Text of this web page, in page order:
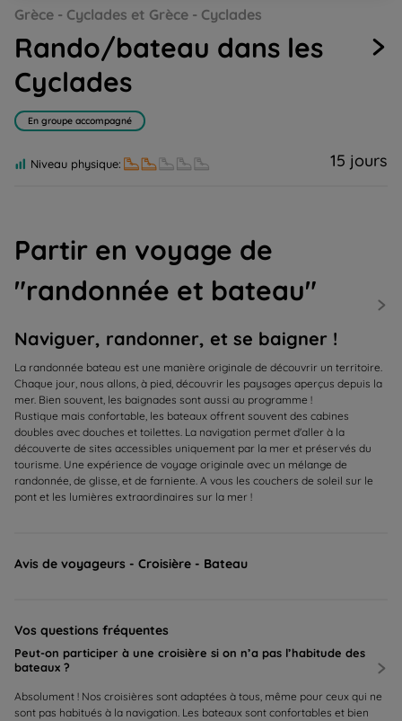
to
1
to
2
to
3
to
4
to
5
to
6
Grèce - Cyclades et Grèce - Cyclades
Rando/bateau dans les
Cyclades
En groupe accompagné
Niveau physique: 15 jours
Partir en voyage de
"randonnée et bateau"
Naviguer, randonner, et se baigner !
La randonnée bateau est une manière originale de découvrir un territoire.
Chaque jour, nous allons, à pied, découvrir les paysages aperçus depuis la
mer. Bien souvent, les baignades sont aussi au programme !
Rustique mais confortable, les bateaux offrent souvent des cabines
doubles avec douches et toilettes. La navigation permet d'aller à la
découverte de sites accessibles uniquement par la mer et préservés du
tourisme. Une expérience de voyage originale avec un mélange de
randonnée, de glisse, et de farniente. A vous les couchers de soleil sur le
pont et les lumières extraordinaires sur la mer !
Avis de voyageurs - Croisière - Bateau
Vos questions fréquentes
Peut-on participer à une croisière si on n’a pas l’habitude des
bateaux ?
Absolument ! Nos croisières sont adaptées à tous, même pour ceux qui ne
sont pas habitués à la navigation. Les bateaux sont confortables et bien